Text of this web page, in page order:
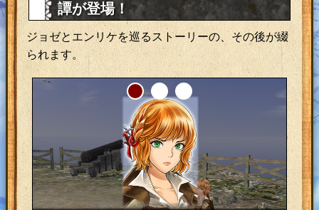
譚が登場！
ジョゼとエンリケを巡るストーリーの、その後が綴
られます。